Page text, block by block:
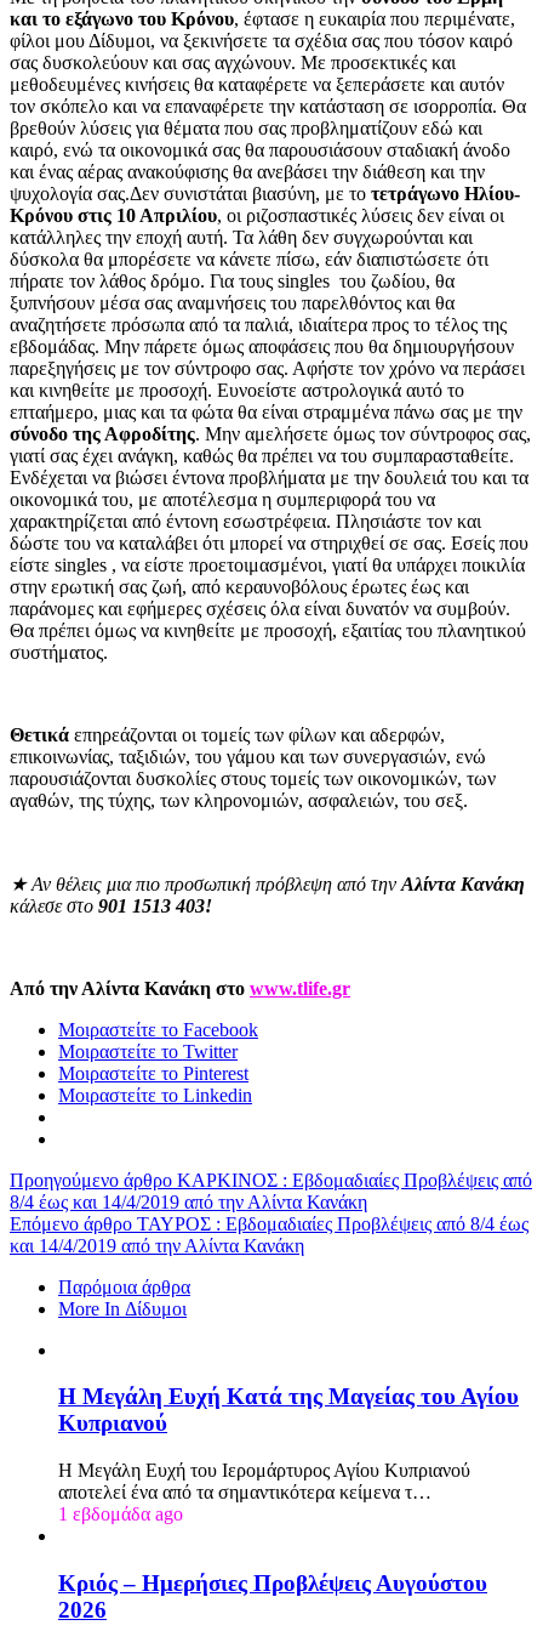
και το εξάγωνο του Κρόνου, έφτασε η ευκαιρία που περιμένατε,
φίλοι μου Δίδυμοι, να ξεκινήσετε τα σχέδια σας που τόσον καιρό
σας δυσκολεύουν και σας αγχώνουν. Με προσεκτικές και
μεθοδευμένες κινήσεις θα καταφέρετε να ξεπεράσετε και αυτόν
τον σκόπελο και να επαναφέρετε την κατάσταση σε ισορροπία. Θα
βρεθούν λύσεις για θέματα που σας προβληματίζουν εδώ και
καιρό, ενώ τα οικονομικά σας θα παρουσιάσουν σταδιακή άνοδο
και ένας αέρας ανακούφισης θα ανεβάσει την διάθεση και την
ψυχολογία σας.Δεν συνιστάται βιασύνη, με το τετράγωνο Ηλίου-
Κρόνου στις 10 Απριλίου, οι ριζοσπαστικές λύσεις δεν είναι οι
κατάλληλες την εποχή αυτή. Τα λάθη δεν συγχωρούνται και
δύσκολα θα μπορέσετε να κάνετε πίσω, εάν διαπιστώσετε ότι
πήρατε τον λάθος δρόμο. Για τους singles του ζωδίου, θα
ξυπνήσουν μέσα σας αναμνήσεις του παρελθόντος και θα
αναζητήσετε πρόσωπα από τα παλιά, ιδιαίτερα προς το τέλος της
εβδομάδας. Μην πάρετε όμως αποφάσεις που θα δημιουργήσουν
παρεξηγήσεις με τον σύντροφο σας. Αφήστε τον χρόνο να περάσει
και κινηθείτε με προσοχή. Ευνοείστε αστρολογικά αυτό το
επταήμερο, μιας και τα φώτα θα είναι στραμμένα πάνω σας με την
σύνοδο της Αφροδίτης. Μην αμελήσετε όμως τον σύντροφος σας,
γιατί σας έχει ανάγκη, καθώς θα πρέπει να του συμπαρασταθείτε.
Ενδέχεται να βιώσει έντονα προβλήματα με την δουλειά του και τα
οικονομικά του, με αποτέλεσμα η συμπεριφορά του να
χαρακτηρίζεται από έντονη εσωστρέφεια. Πλησιάστε τον και
δώστε του να καταλάβει ότι μπορεί να στηριχθεί σε σας. Εσείς που
είστε singles , να είστε προετοιμασμένοι, γιατί θα υπάρχει ποικιλία
στην ερωτική σας ζωή, από κεραυνοβόλους έρωτες έως και
παράνομες και εφήμερες σχέσεις όλα είναι δυνατόν να συμβούν.
Θα πρέπει όμως να κινηθείτε με προσοχή, εξαιτίας του πλανητικού
συστήματος.
Θετικά επηρεάζονται οι τομείς των φίλων και αδερφών,
επικοινωνίας, ταξιδιών, του γάμου και των συνεργασιών, ενώ
παρουσιάζονται δυσκολίες στους τομείς των οικονομικών, των
αγαθών, της τύχης, των κληρονομιών, ασφαλειών, του σεξ.
★Αν θέλεις μια πιο προσωπική πρόβλεψη από την Αλίντα Κανάκη
κάλεσε στο 901 1513 403!
Από την Αλίντα Κανάκη στο www.tlife.gr
Μοιραστείτε το Facebook
Μοιραστείτε το Twitter
Μοιραστείτε το Pinterest
Μοιραστείτε το Linkedin
Προηγούμενο άρθρο ΚΑΡΚΙΝΟΣ : Eβδομαδιαίες Προβλέψεις από
8/4 έως και 14/4/2019 από την Αλίντα Κανάκη
Επόμενο άρθρο ΤΑΥΡΟΣ : Eβδομαδιαίες Προβλέψεις από 8/4 έως
και 14/4/2019 από την Αλίντα Κανάκη
Παρόμοια άρθρα
More In Δίδυμοι
Η Μεγάλη Ευχή Κατά της Μαγείας του Αγίου
Κυπριανού
Η Μεγάλη Ευχή του Ιερομάρτυρος Αγίου Κυπριανού
αποτελεί ένα από τα σημαντικότερα κείμενα τ…
1 εβδομάδα ago
Κριός – Ημερήσιες Προβλέψεις Αυγούστου
2026